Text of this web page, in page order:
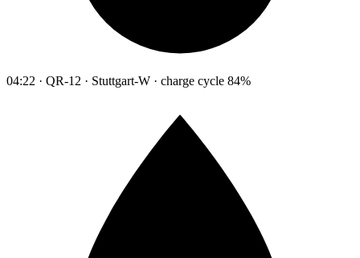
04:22 · QR-12 · Stuttgart-W · charge cycle 84%